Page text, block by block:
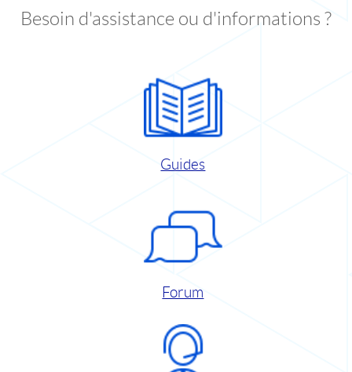
Besoin d'assistance ou d'informations ?
Guides
Forum